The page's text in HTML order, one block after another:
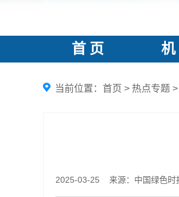
首 页 机
当前位置： 首页 > 热点专题 >
2025-03-25 来源：中国绿色时